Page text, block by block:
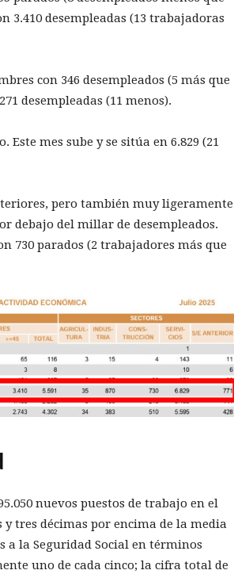
3.410 desempleadas (13 trabajadoras
con 346 desempleados (5 más que
desempleadas (11 menos).
mes sube y se sitúa en 6.829 (21
pero también muy ligeramente
debajo del millar de desempleados.
730 parados (2 trabajadores más que
nuevos puestos de trabajo en el
tres décimas por encima de la media
la Seguridad Social en términos
uno de cada cinco; la cifra total de